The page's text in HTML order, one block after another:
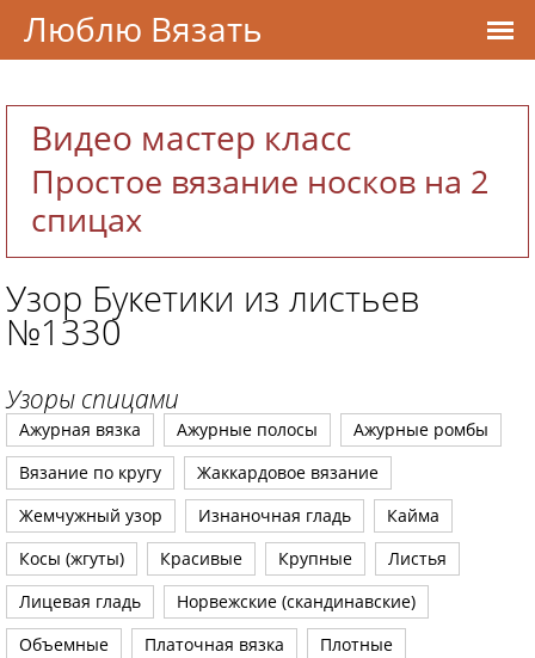
Видео мастер класс
Простое вязание носков на 2
спицах
Узор Букетики из листьев
№1330
Узоры спицами
Ажурная вязка Ажурные полосы
Ажурные ромбы
Вязание по кругу
Жаккардовое вязание
Жемчужный узор
Изнаночная гладь
Кайма
Косы (жгуты)
Красивые Крупные
Листья
Лицевая гладь
Норвежские (скандинавские)
Объемные
Платочная вязка
Плотные
Люблю Вязать